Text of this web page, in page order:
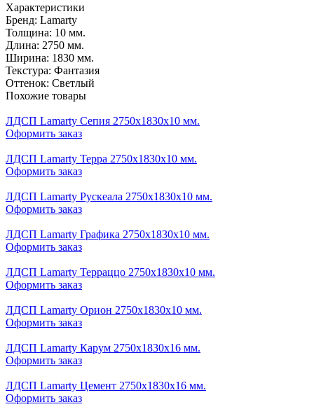
Характеристики
Бренд: Lamarty
Толщина: 10 мм.
Длина: 2750 мм.
Ширина: 1830 мм.
Текстура: Фантазия
Оттенок: Светлый
Похожие товары
ЛДСП Lamarty Сепия 2750х1830х10 мм.
Оформить заказ
ЛДСП Lamarty Терра 2750х1830х10 мм.
Оформить заказ
ЛДСП Lamarty Рускеала 2750х1830х10 мм.
Оформить заказ
ЛДСП Lamarty Графика 2750х1830х10 мм.
Оформить заказ
ЛДСП Lamarty Терраццо 2750х1830х10 мм.
Оформить заказ
ЛДСП Lamarty Орион 2750х1830х10 мм.
Оформить заказ
ЛДСП Lamarty Карум 2750х1830х16 мм.
Оформить заказ
ЛДСП Lamarty Цемент 2750х1830х16 мм.
Оформить заказ